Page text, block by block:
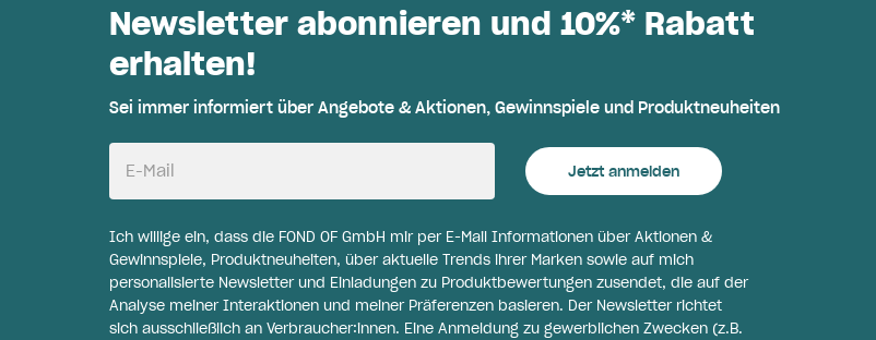
Newsletter abonnieren und 10%* Rabatt
erhalten!
Sei immer informiert über Angebote & Aktionen, Gewinnspiele und Produktneuheiten
E-Mail Jetzt anmelden
Ich willige ein, dass die FOND OF GmbH mir per E-Mail Informationen über Aktionen &
Gewinnspiele, Produktneuheiten, über aktuelle Trends ihrer Marken sowie auf mich
personalisierte Newsletter und Einladungen zu Produktbewertungen zusendet, die auf der
Analyse meiner Interaktionen und meiner Präferenzen basieren. Der Newsletter richtet
sich ausschließlich an Verbraucher:innen. Eine Anmeldung zu gewerblichen Zwecken (z.B.